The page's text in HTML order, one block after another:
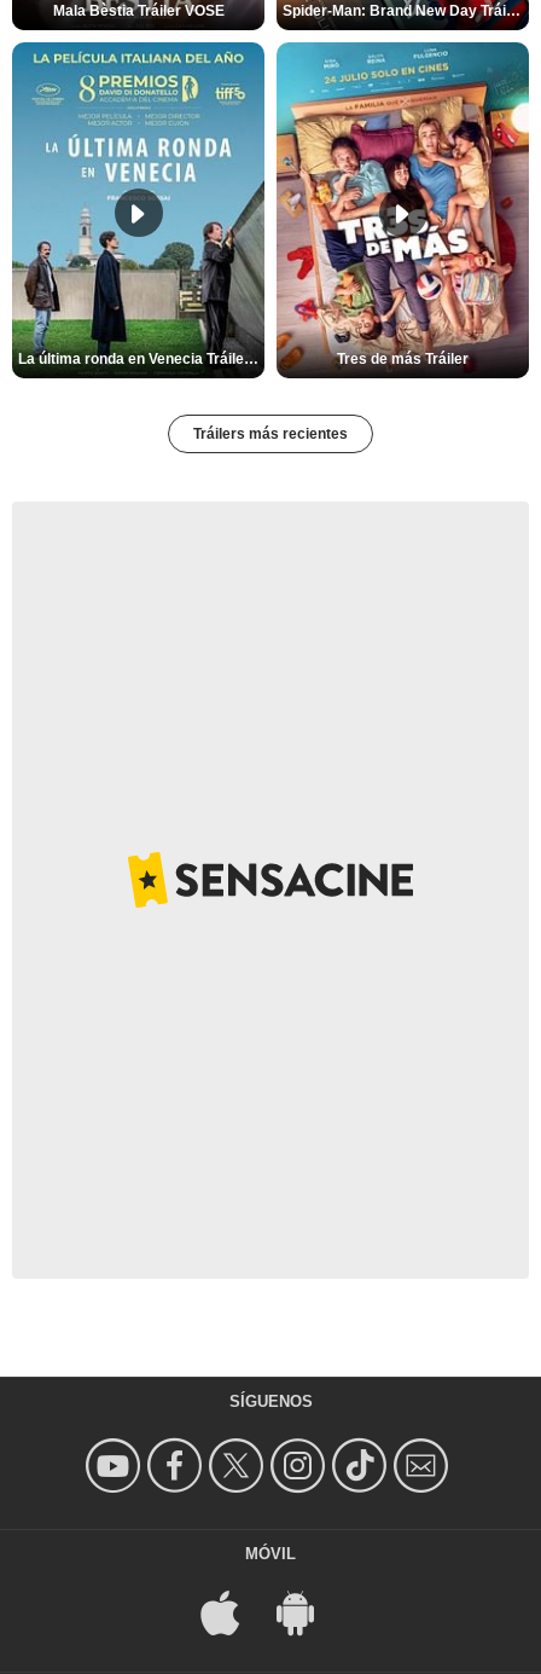
Mala Bèstia Tráiler VOSE Spider-Man: Brand New Day Tráiler (3)
La última ronda en Venecia Tráiler VOSE Tres de más Tráiler
Tráilers más recientes
SÍGUENOS
MÓVIL